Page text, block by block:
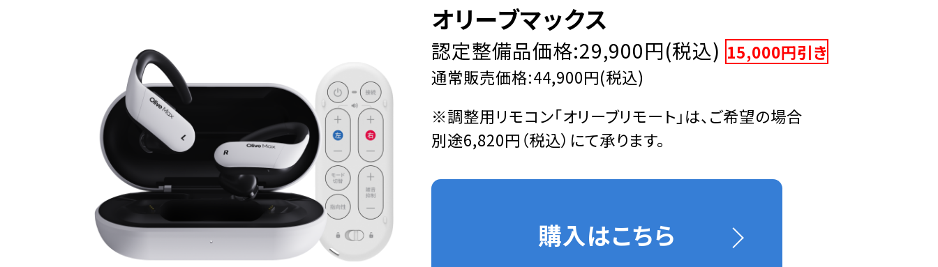
オリーブマックス
認定整備品価格:29,900円(税込) 15,000円引き
通常販売価格:44,900円(税込)
※調整用リモコン「オリーブリモート」は、ご希望の場合
別途6,820円（税込）にて承ります。
購入はこちら